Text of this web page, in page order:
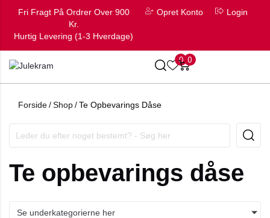
Fri Fragt På Ordrer Over 900
Kr.
Hurtig Levering (1-3 Hverdage)
Opret Konto Login
0 0
Forside/Shop/Te Opbevarings Dåse
Te opbevarings dåse
Se underkategorierne her